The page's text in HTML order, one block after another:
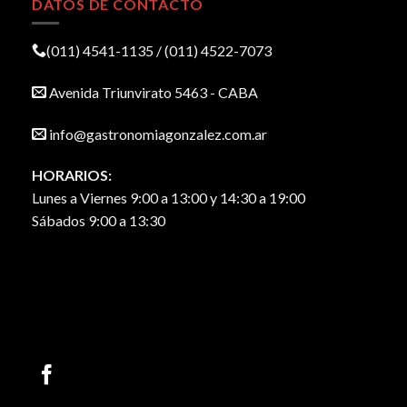
DATOS DE CONTACTO
(011) 4541-1135 / (011) 4522-7073
Avenida Triunvirato 5463 - CABA
info@gastronomiagonzalez.com.ar
HORARIOS:
Lunes a Viernes 9:00 a 13:00 y 14:30 a 19:00
Sábados 9:00 a 13:30